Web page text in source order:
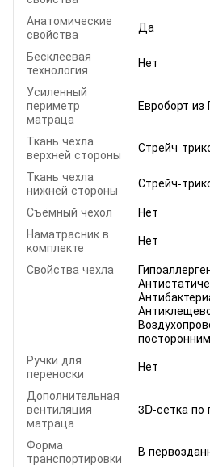
Анатомические
свойства
Да
Бесклеевая
технология
Нет
Усиленный
периметр
матраца
Евроборт из
Ткань чехла
верхней стороны
Стрейч-
Ткань чехла
нижней стороны
Стрейч-
Съёмный чехол
Нет
Наматрасник в
комплекте
Нет
Свойства чехла
Ручки для
переноски
Нет
Дополнительная
вентиляция
матраца
3D-сетка по
Форма
транспортировки
В